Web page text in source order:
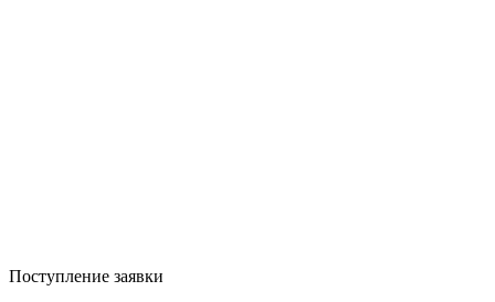
Поступление заявки